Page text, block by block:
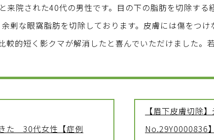
来院された40代の男性です。目の下の脂肪を切除す
剰な眼窩脂肪を切除しております。皮膚には傷をつ
較的短く影クマが解消したと喜んでいただけました。
た 30代女性【症例
【眉下皮膚切除
No.29Y0000836】